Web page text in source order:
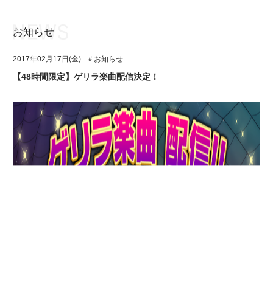
アプリゲーム
イベント・キャンペーン
ミュージック
ユニット&キャラクター
アプリゲーム
イベント・キャンペーン
お知らせ
2017年02月17日(金) ＃お知らせ
【48時間限定】ゲリラ楽曲配信決定！